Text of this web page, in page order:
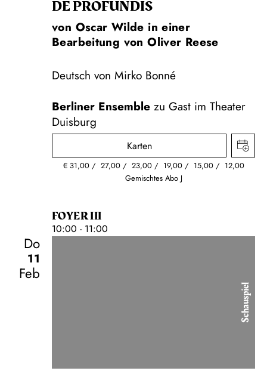
DE PROFUNDIS
von Oscar Wilde in einer
Bearbeitung von Oliver Reese
Deutsch von Mirko Bonné
Berliner Ensemble zu Gast im Theater
Duisburg
Karten
€ 31,00 27,00 23,00 19,00 15,00
12,00
Gemischtes Abo J
FOYER III
10:00 - 11:00
Do
11
Feb
Schauspiel